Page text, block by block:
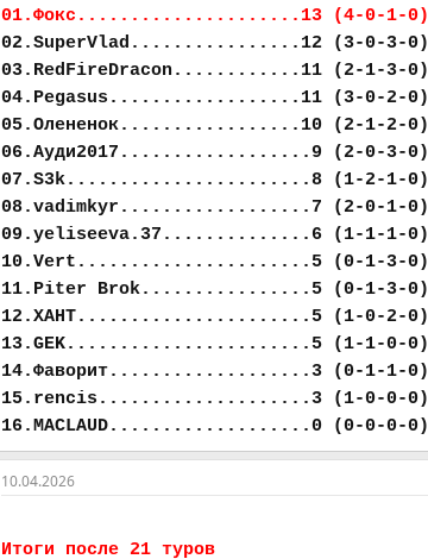
01.Фокс.....................13 (4-0-1-0)
02.SuperVlad................12 (3-0-3-0)
03.RedFireDracon............11 (2-1-3-0)
04.Pegasus..................11 (3-0-2-0)
05.Олененок.................10 (2-1-2-0)
06.Ауди2017..................9 (2-0-3-0)
07.S3k.......................8 (1-2-1-0)
08.vadimkyr..................7 (2-0-1-0)
09.yeliseeva.37..............6 (1-1-1-0)
10.Vert......................5 (0-1-3-0)
11.Piter Brok................5 (0-1-3-0)
12.ХАНТ......................5 (1-0-2-0)
13.GEK.......................5 (1-1-0-0)
14.Фаворит...................3 (0-1-1-0)
15.rencis....................3 (1-0-0-0)
16.MACLAUD...................0 (0-0-0-0)
10.04.2026
Итоги после 21 туров